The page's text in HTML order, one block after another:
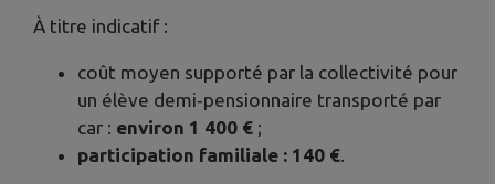
À titre indicatif :
coût moyen supporté par la collectivité pour
un élève demi‑pensionnaire transporté par
car : environ 1 400 € ;
participation familiale : 140 €